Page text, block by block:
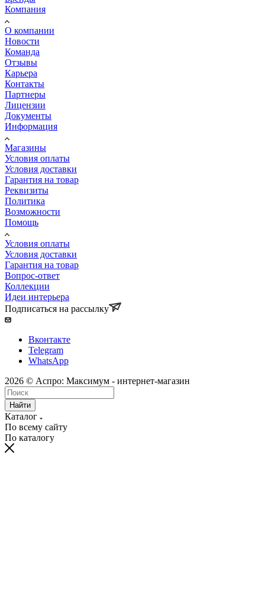
Компания
О компании
Новости
Команда
Отзывы
Карьера
Контакты
Партнеры
Лицензии
Документы
Информация
Магазины
Условия оплаты
Условия доставки
Гарантия на товар
Реквизиты
Политика
Возможности
Помощь
Условия оплаты
Условия доставки
Гарантия на товар
Вопрос-ответ
Коллекции
Идеи интерьера
Подписаться на рассылку
Вконтакте
Telegram
WhatsApp
2026 © Аспро: Максимум - интернет-магазин
Найти
Каталог
По всему сайту
По каталогу